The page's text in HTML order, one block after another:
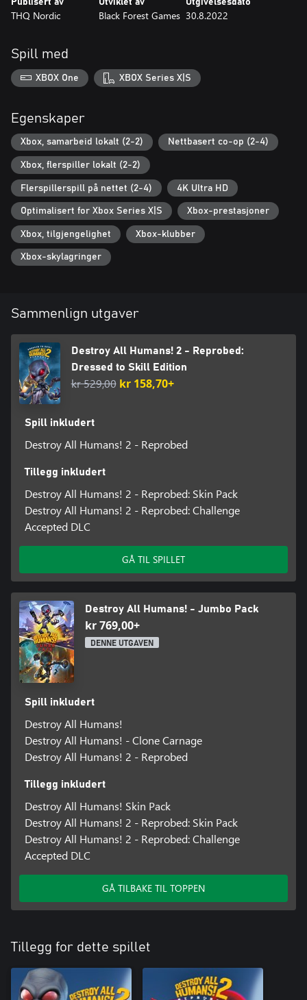
Publisert av
THQ Nordic
Utviklet av
Black Forest Games
Utgivelsesdato
30.8.2022
Spill med
XBOX One XBOX Series X|S
Egenskaper
Xbox, samarbeid lokalt (2-2) Nettbasert co-op (2-4)
Xbox, flerspiller lokalt (2-2)
Flerspillerspill på nettet (2-4) 4K Ultra HD
Optimalisert for Xbox Series X|S Xbox-prestasjoner
Xbox, tilgjengelighet Xbox-klubber
Xbox-skylagringer
Sammenlign utgaver
Destroy All Humans! 2 - Reprobed:
Dressed to Skill Edition
kr 529,00 kr 158,70+
Spill inkludert
Destroy All Humans! 2 - Reprobed
Tillegg inkludert
Destroy All Humans! 2 - Reprobed: Skin Pack
Destroy All Humans! 2 - Reprobed: Challenge
Accepted DLC
GÅ TIL SPILLET
Destroy All Humans! - Jumbo Pack
kr 769,00+
DENNE UTGAVEN
Spill inkludert
Destroy All Humans!
Destroy All Humans! - Clone Carnage
Destroy All Humans! 2 - Reprobed
Tillegg inkludert
Destroy All Humans! Skin Pack
Destroy All Humans! 2 - Reprobed: Skin Pack
Destroy All Humans! 2 - Reprobed: Challenge
Accepted DLC
GÅ TILBAKE TIL TOPPEN
Tillegg for dette spillet